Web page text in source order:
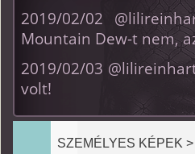
2019/02/02
Mountain Dew-t nem,
2019/02/03
volt!
SZEMÉLYES KÉPEK >